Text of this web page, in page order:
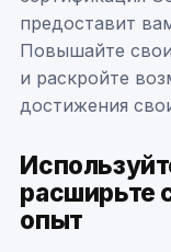
предоставит
Повышайте
и раскройте
достижения
расширьте
опыт